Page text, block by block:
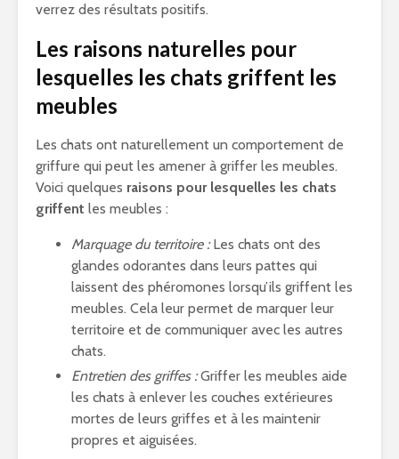
verrez des résultats positifs.
Les raisons naturelles pour
lesquelles les chats griffent les
meubles
Les chats ont naturellement un comportement de
griffure qui peut les amener à griffer les meubles.
Voici quelques raisons pour lesquelles les chats
griffent les meubles :
Marquage du territoire :Les chats ont des
glandes odorantes dans leurs pattes qui
laissent des phéromones lorsqu’ils griffent les
meubles. Cela leur permet de marquer leur
territoire et de communiquer avec les autres
chats.
Entretien des griffes :Griffer les meubles aide
les chats à enlever les couches extérieures
mortes de leurs griffes et à les maintenir
propres et aiguisées.